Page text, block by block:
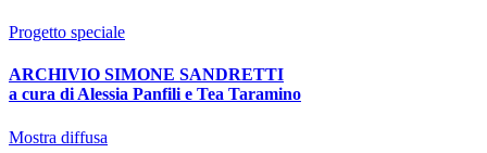
Progetto speciale
ARCHIVIO SIMONE SANDRETTI
a cura di Alessia Panfili e Tea Taramino
Mostra diffusa